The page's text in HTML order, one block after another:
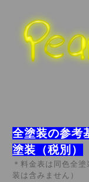
全塗装の参考
塗装（税別）
＊料金表は同色全
装は含みません）